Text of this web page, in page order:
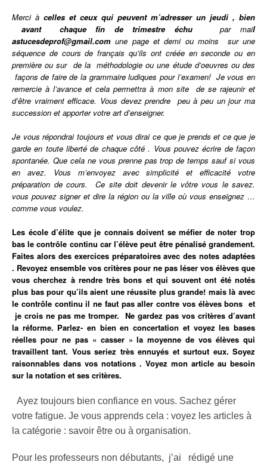
Merci à celles et ceux qui peuvent m’adresser un jeudi , bien
avant chaque fin de trimestre échu
par mail
astucesdeprof@gmail.com une page et demi ou moins sur une
séquence de cours de français qu’ils ont crééeen seconde ou en
première ou sur de la méthodologie ou une étude d’oeuvres ou des
façons de faire de la grammaire ludiques pour l’examen! Je vous en
remercie à l’avance et cela permettra à mon site de se rajeunir et
d’être vraiment efficace. Vous devez prendre peu à peu un jour ma
succession et apporter votre art d’enseigner.
Je vous répondrai toujours et vous dirai ce que je prends et ce que je
garde en toute liberté de chaque côté . Vous pouvez écrire de façon
spontanée. Que cela ne vous prenne pas trop de temps sauf si vous
en avez. Vous m’envoyez avec simplicité et efficacité votre
préparation de cours. Ce site doit devenir le vôtre vous le savez.
vous pouvez signer et dire la région ou la ville où vous enseignez …
comme vous voulez.
Les école d’élite que je connais doivent se méfier de noter trop
bas le contrôle continu car l’élève peut être pénalisé grandement.
Faites alors des exercices préparatoires avec des notes adaptées
. Revoyez ensemble vos critères pour ne pas léser vos élèves que
vous cherchez à rendre très bons et qui souvent ont été notés
plus bas pour qu’ils aient une réussite plus grande! mais là avec
le contrôle continu il ne faut pas aller contre vos élèves bons et
je crois ne pas me tromper. Ne gardez pas vos critères d’avant
la réforme. Parlez- en bien en concertation et voyez les bases
réelles pour ne pas « casser » la moyenne de vos élèves qui
travaillent tant. Vousseriez très ennuyés et surtout eux. Soyez
raisonnables dans vos notations . Voyez mon article au besoin
sur la notation et ses critères.
Ayez toujours bien confiance en vous. Sachez gérer
votre fatigue. Je vous apprends cela : voyez les articles à
la catégorie : savoir être ou à organisation.
Pour les professeurs non débutants, j’ai rédigé une